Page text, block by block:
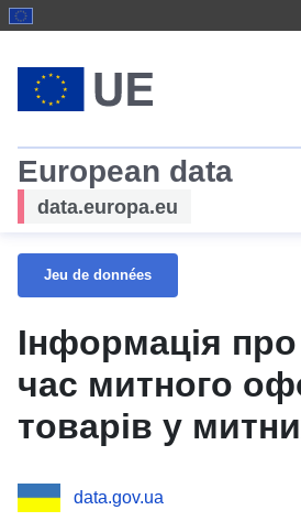
European data
data.europa.eu
Jeu de données
Інформація
час митного
товарів у
імпорту,
data.gov.ua